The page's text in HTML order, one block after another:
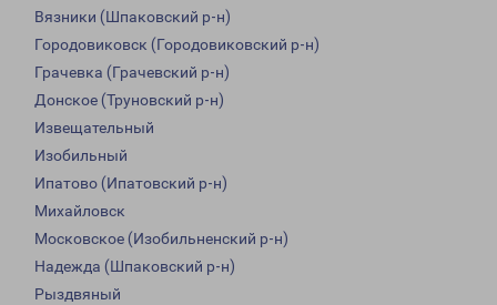
Вязники (Шпаковский р-н)
Городовиковск (Городовиковский р-н)
Грачевка (Грачевский р-н)
Донское (Труновский р-н)
Извещательный
Изобильный
Ипатово (Ипатовский р-н)
Михайловск
Московское (Изобильненский р-н)
Надежда (Шпаковский р-н)
Рыздвяный